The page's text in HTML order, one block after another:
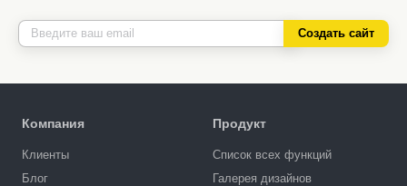
Создать сайт
Компания
Клиенты
Блог
Продукт
Список всех функций
Галерея дизайнов